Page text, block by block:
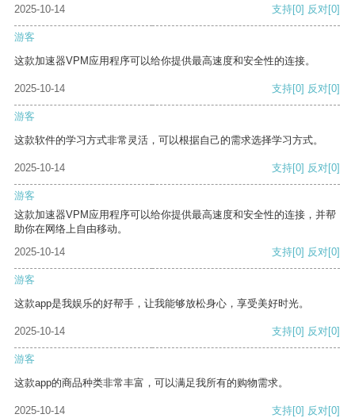
2025-10-14
支持[0] 反对[0]
游客
这款加速器VPM应用程序可以给你提供最高速度和安全性的连接。
2025-10-14 支持[0] 反对[0]
游客
这款软件的学习方式非常灵活，可以根据自己的需求选择学习方式。
2025-10-14 支持[0] 反对[0]
游客
这款加速器VPM应用程序可以给你提供最高速度和安全性的连接，并帮
助你在网络上自由移动。
2025-10-14
支持[0] 反对[0]
游客
这款app是我娱乐的好帮手，让我能够放松身心，享受美好时光。
2025-10-14 支持[0] 反对[0]
游客
这款app的商品种类非常丰富，可以满足我所有的购物需求。
2025-10-14 支持[0] 反对[0]